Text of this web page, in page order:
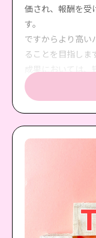
価され、報酬を受
す。
ですからより高い
ることを目指しま
成果においては
げ続けるため、道
す。
単なる利益至上主
たり、より良い環
らないものと理解
成果に焦点をあ
事ができる人が